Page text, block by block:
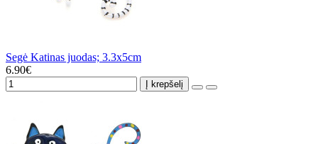
Segė Katinas juodas; 3.3x5cm
6.90€
Į krepšelį